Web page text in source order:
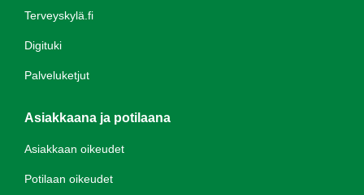
Terveyskylä.fi
Digituki
Palveluketjut
Asiakkaana ja potilaana
Asiakkaan oikeudet
Potilaan oikeudet